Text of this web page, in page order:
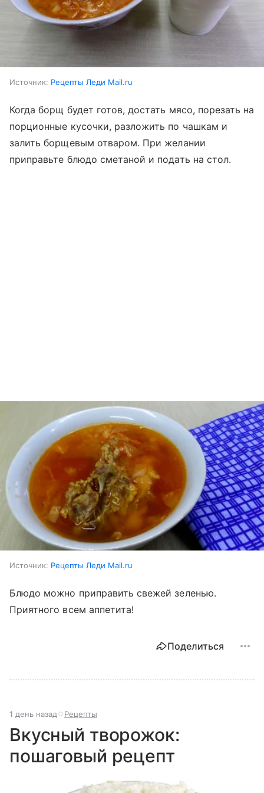
Источник: Рецепты Леди Mail.ru
Когда борщ будет готов, достать мясо, порезать на
порционные кусочки, разложить по чашкам и
залить борщевым отваром. При желании
приправьте блюдо сметаной и подать на стол.
Источник: Рецепты Леди Mail.ru
Блюдо можно приправить свежей зеленью.
Приятного всем аппетита!
Поделиться
1 день назад Рецепты
Вкусный творожок:
пошаговый рецепт